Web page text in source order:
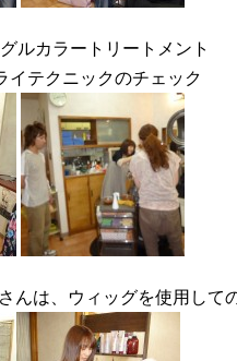
ルカラートリートメント
イテクニックのチェック
んは、ウィッグを使用して